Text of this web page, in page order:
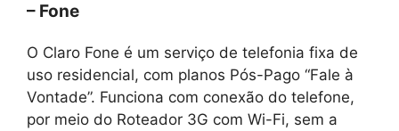
– Fone
O Claro Fone é um serviço de telefonia fixa de
uso residencial, com planos Pós-Pago “Fale à
Vontade”. Funciona com conexão do telefone,
por meio do Roteador 3G com Wi-Fi, sem a